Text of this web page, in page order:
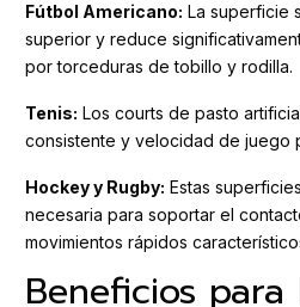
Fútbol Americano: La superficie
superior y reduce
por torceduras de tobillo y rodilla.
Tenis: Los courts de pasto
consistente y velocidad de juego
Hockey y Rugby: Estas
necesaria para soportar el
movimientos rápidos
Beneficios para